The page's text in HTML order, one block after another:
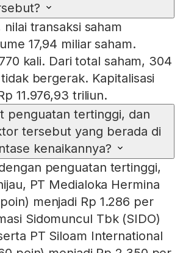
transaksi saham
17,94 miliar saham.
kali. Dari total saham, 304
bergerak. Kapitalisasi
11.976,93 triliun.
penguatan tertinggi, dan
tersebut yang berada di
kenaikannya?
penguatan tertinggi,
PT Medialoka Hermina
menjadi Rp 1.286 per
Sidomuncul Tbk (SIDO)
PT Siloam International